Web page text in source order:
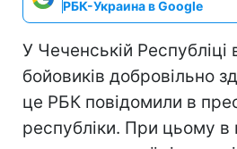
РБК-Украина в Google
У Чеченській Республіці
бойовиків добровільно
це РБК повідомили в
республіки. При цьому в